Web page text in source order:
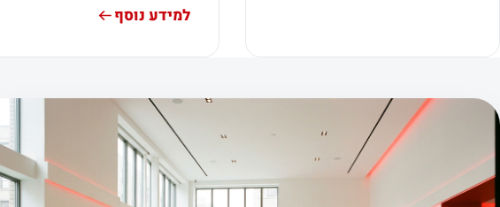
למידע נוסף